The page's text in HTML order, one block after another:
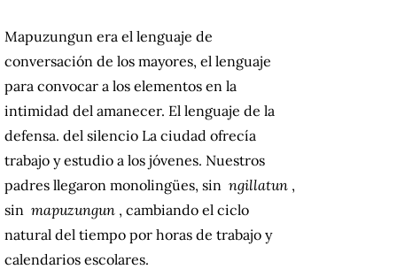
Mapuzungun era el lenguaje de
conversación de los mayores, el lenguaje
para convocar a los elementos en la
intimidad del amanecer. El lenguaje de la
defensa. del silencio La ciudad ofrecía
trabajo y estudio a los jóvenes. Nuestros
padres llegaron monolingües, sin ngillatun ,
sin mapuzungun , cambiando el ciclo
natural del tiempo por horas de trabajo y
calendarios escolares.